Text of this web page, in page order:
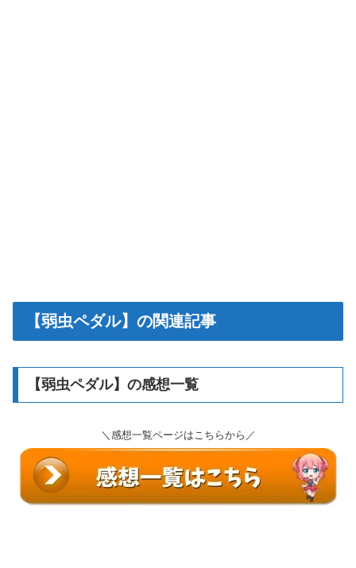
【弱虫ペダル】の関連記事
【弱虫ペダル】の感想一覧
＼感想一覧ページはこちらから／